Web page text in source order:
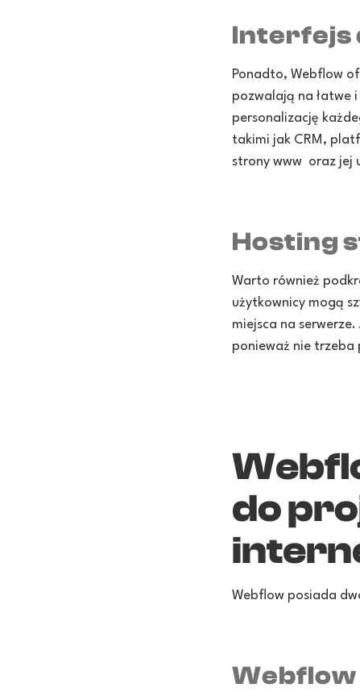
Interfejs
Ponadto, Webflow
pozwalają na łatwe
personalizację
takimi jak CRM,
strony www oraz jej
Hosting
Warto również
użytkownicy mogą
miejsca na
ponieważ nie trzeba
do
Webflow posiada